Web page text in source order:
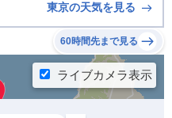
東京の天気を見る
60時間先まで見る